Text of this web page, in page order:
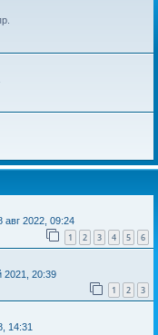
авг 2022, 09:24
1 2 3 4 5 6
2021, 20:39
1 2 3
14:31